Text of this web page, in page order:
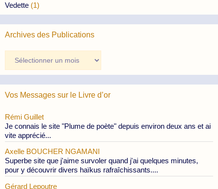
Vedette (1)
Archives des Publications
des
Publications
Vos Messages sur le Livre d’or
Rémi Guillet
Je connais le site "Plume de poète" depuis environ deux ans et ai
vite apprécié...
Axelle BOUCHER NGAMANI
Superbe site que j'aime survoler quand j'ai quelques minutes,
pour y découvrir divers haïkus rafraîchissants....
Gérard Lepoutre